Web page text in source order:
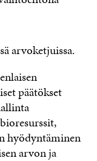
arvoketjuissa.
päätökset
hyödyntäminen
arvon ja